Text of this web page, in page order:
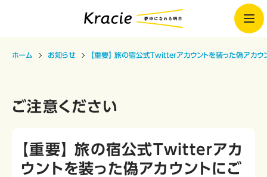
ホーム お知らせ 【重要】 旅の宿公式Twitterアカウントを装った偽アカウ
ご注意ください
【重要】 旅の宿公式Twitterアカ
ウントを装った偽アカウントにご